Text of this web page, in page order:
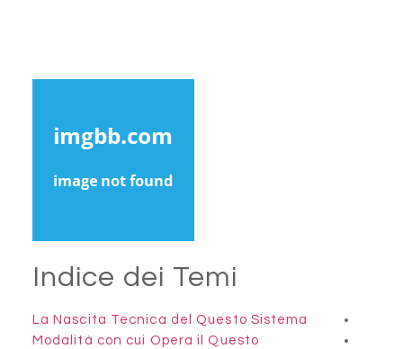
Indice dei
La Nascita Tecnica del
Modalità con cui Opera il